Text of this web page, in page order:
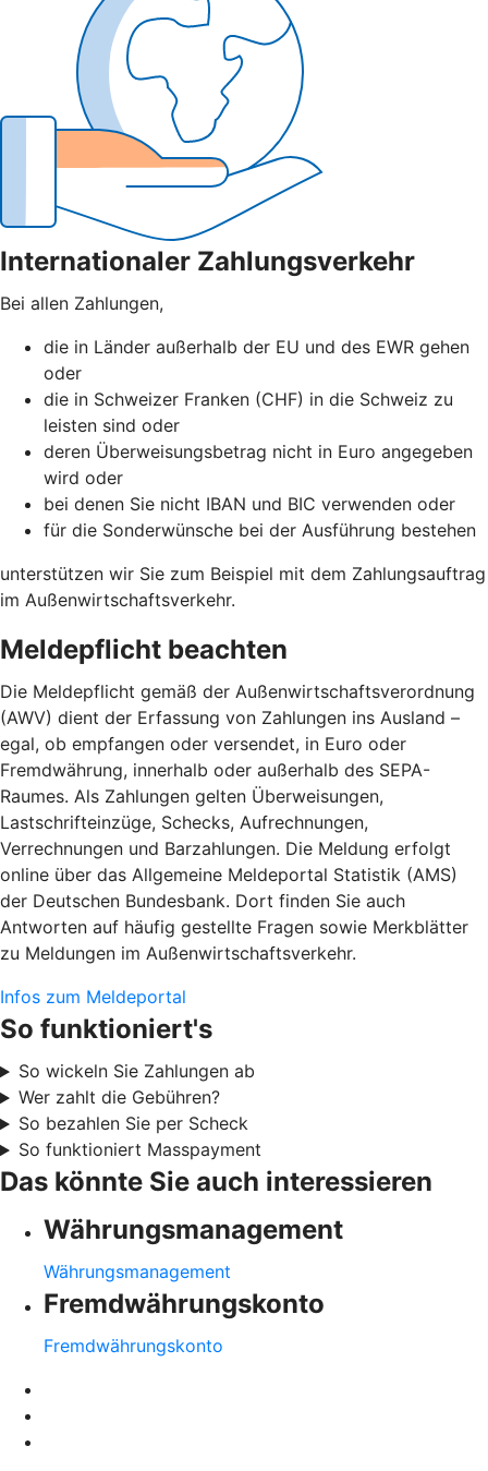
Internationaler Zahlungsverkehr
Bei allen Zahlungen,
die in Länder außerhalb der EU und des EWR gehen
oder
die in Schweizer Franken (CHF) in die Schweiz zu
leisten sind oder
deren Überweisungsbetrag nicht in Euro angegeben
wird oder
bei denen Sie nicht IBAN und BIC verwenden oder
für die Sonderwünsche bei der Ausführung bestehen
unterstützen wir Sie zum Beispiel mit dem Zahlungsauftrag
im Außenwirtschaftsverkehr.
Meldepflicht beachten
Die Meldepflicht gemäß der Außenwirtschaftsverordnung
(AWV) dient der Erfassung von Zahlungen ins Ausland –
egal, ob empfangen oder versendet, in Euro oder
Fremdwährung, innerhalb oder außerhalb des SEPA-
Raumes. Als Zahlungen gelten Überweisungen,
Lastschrifteinzüge, Schecks, Aufrechnungen,
Verrechnungen und Barzahlungen. Die Meldung erfolgt
online über das Allgemeine Meldeportal Statistik (AMS)
der Deutschen Bundesbank. Dort finden Sie auch
Antworten auf häufig gestellte Fragen sowie Merkblätter
zu Meldungen im Außenwirtschaftsverkehr.
Infos zum Meldeportal
So funktioniert's
So wickeln Sie Zahlungen ab
Wer zahlt die Gebühren?
So bezahlen Sie per Scheck
So funktioniert Masspayment
Das könnte Sie auch interessieren
Währungsmanagement
Währungsmanagement
Fremdwährungskonto
Fremdwährungskonto